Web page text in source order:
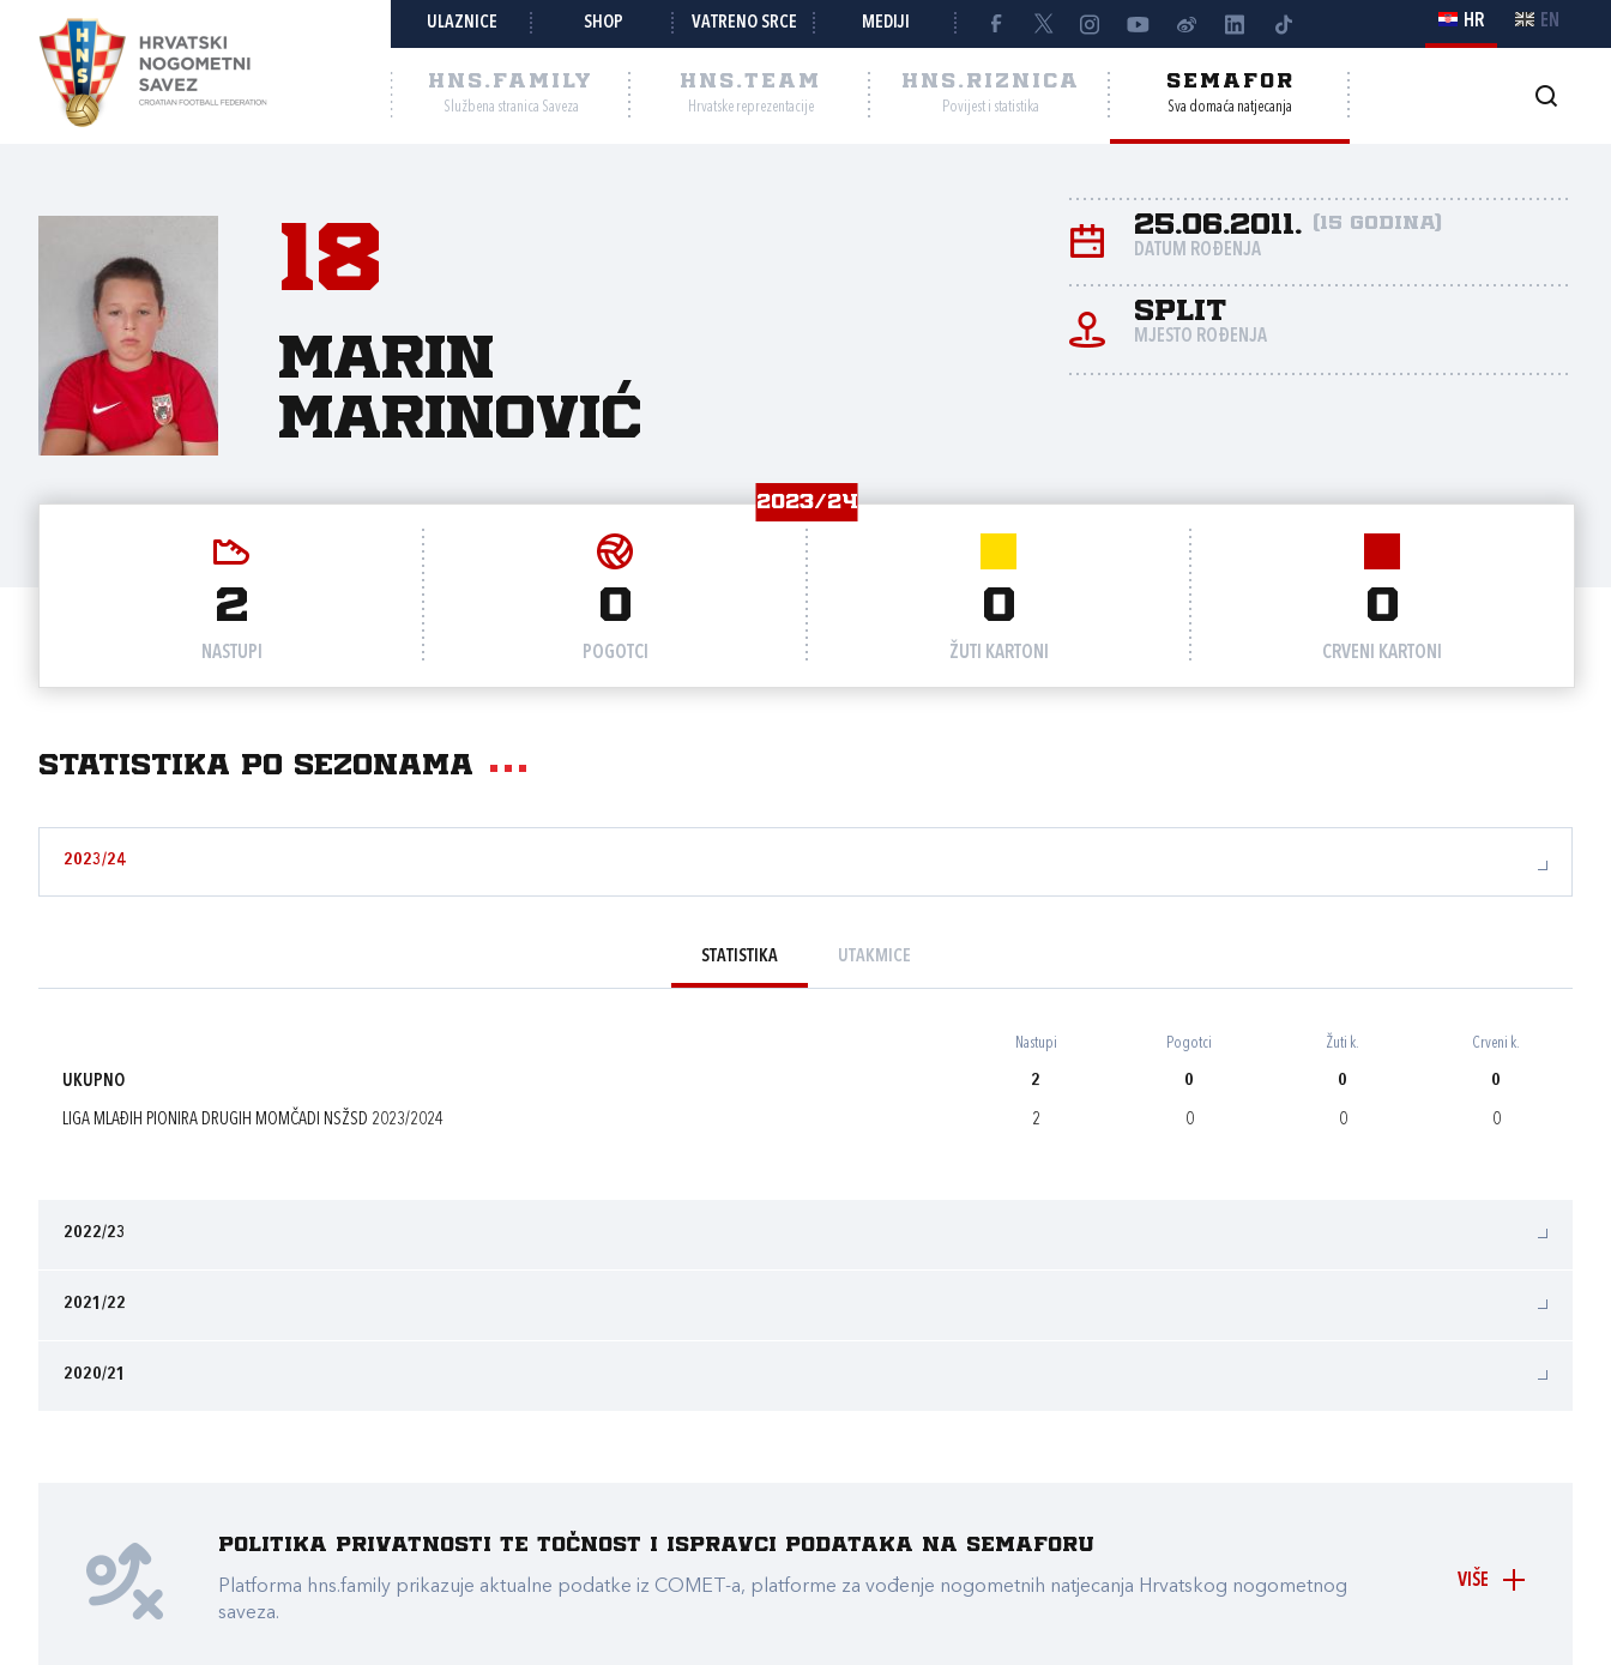
ULAZNICE SHOP VATRENO SRCE MEDIJI HR EN
HNS.FAMILY
Službena stranica Saveza
HNS.TEAM
Hrvatske reprezentacije
HNS.RIZNICA
Povijest i statistika
SEMAFOR
Sva domaća natjecanja
18
Marin
Marinović
25.06.2011. (15 godina)
DATUM ROĐENJA
Split
MJESTO ROĐENJA
2023/24
2
NASTUPI
0
POGOTCI
0
ŽUTI KARTONI
0
CRVENI KARTONI
Statistika po sezonama
2023/24
STATISTIKA UTAKMICE
Nastupi Pogotci Žuti k. Crveni k.
UKUPNO 2 0 0 0
LIGA MLAĐIH PIONIRA DRUGIH MOMČADI NSŽSD 2023/2024 2 0 0 0
2022/23
2021/22
2020/21
VIŠE
Politika privatnosti te točnost i ispravci podataka na Semaforu
Platforma hns.family prikazuje aktualne podatke iz COMET-a, platforme za vođenje nogometnih natjecanja Hrvatskog nogometnog
saveza.